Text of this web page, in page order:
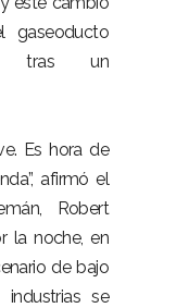
tras un
Es hora de
afirmó el
Robert
la noche, en
de bajo
se